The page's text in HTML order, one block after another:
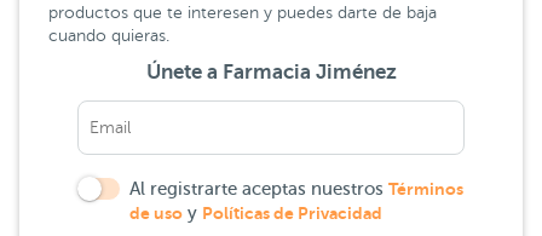
productos que te interesen y puedes darte de baja
cuando quieras.
Únete a Farmacia Jiménez
Al registrarte aceptas nuestros Términos
de uso y Políticas de Privacidad